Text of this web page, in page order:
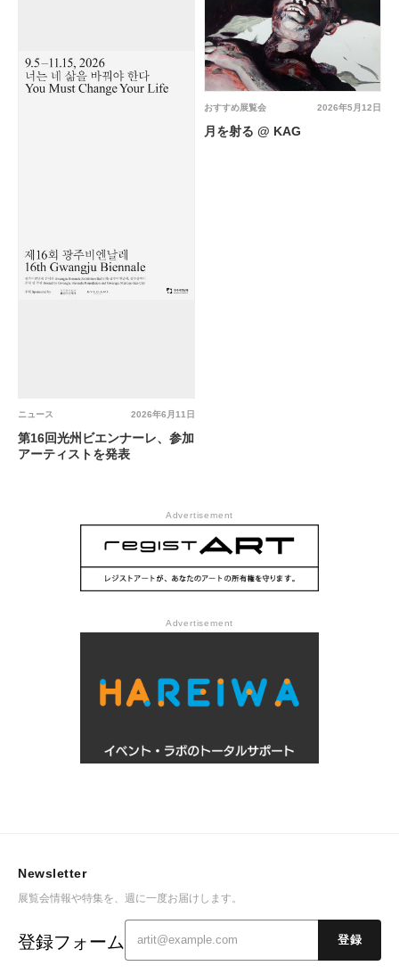
2026年6月11日
ニュース
第16回光州ビエンナーレ、参加
アーティストを発表
2026年5月12日
おすすめ展覧会
月を射る @ KAG
Advertisement
Advertisement
Newsletter
展覧会情報や特集を、週に一度お届けします。
登録フォーム 登録